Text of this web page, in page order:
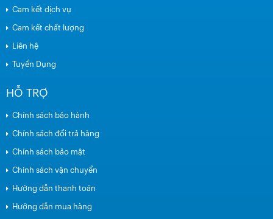
Cam kết dịch vụ
Cam kết chất lượng
Liên hệ
Tuyển Dụng
HỖ TRỢ
Chính sách bảo hành
Chính sách đổi trả hàng
Chính sách bảo mật
Chính sách vận chuyển
Hướng dẫn thanh toán
Hướng dẫn mua hàng